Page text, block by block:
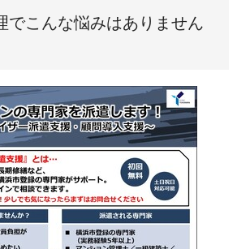
でこんな悩みはありません